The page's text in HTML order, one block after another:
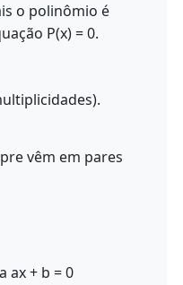
o polinômio é
P(x) = 0.
vêm em pares
ax + b = 0